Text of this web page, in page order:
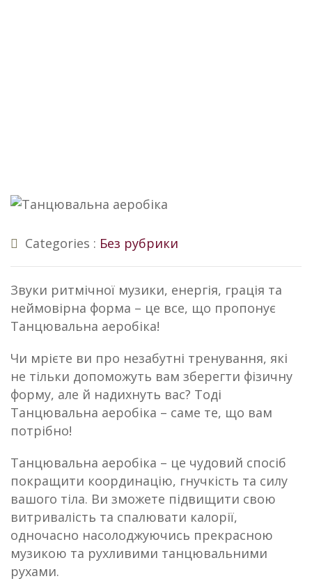
Categories : Без рубрики
Звуки ритмічної музики, енергія, грація та
неймовірна форма – це все, що пропонує
Танцювальна аеробіка!
Чи мрієте ви про незабутні тренування, які
не тільки допоможуть вам зберегти фізичну
форму, але й надихнуть вас? Тоді
Танцювальна аеробіка – саме те, що вам
потрібно!
Танцювальна аеробіка – це чудовий спосіб
покращити координацію, гнучкість та силу
вашого тіла. Ви зможете підвищити свою
витривалість та спалювати калорії,
одночасно насолоджуючись прекрасною
музикою та рухливими танцювальними
рухами.